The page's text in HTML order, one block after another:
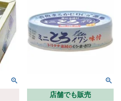
店舗でも販売